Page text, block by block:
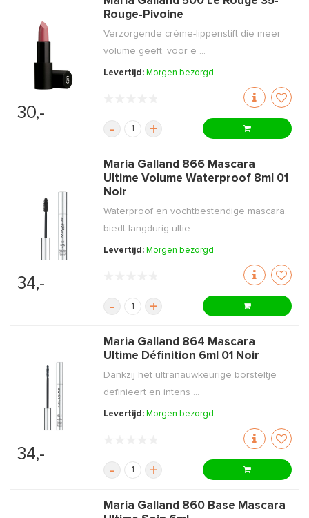
30,-
Rouge-Pivoine
Verzorgende crème-lippenstift die meer
volume geeft, voor e ...
Levertijd: Morgen bezorgd
- +
34,-
Maria Galland 866 Mascara
Ultime Volume Waterproof 8ml 01
Noir
Waterproof en vochtbestendige mascara,
biedt langdurig ultie ...
Levertijd: Morgen bezorgd
- +
34,-
Maria Galland 864 Mascara
Ultime Définition 6ml 01 Noir
Dankzij het ultranauwkeurige borsteltje
definieert en intens ...
Levertijd: Morgen bezorgd
- +
Maria Galland 860 Base Mascara